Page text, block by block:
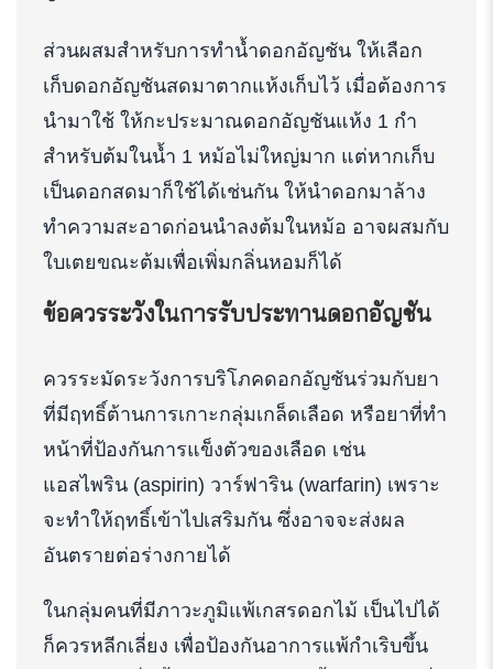
ส่วนผสมสำหรับการทำน้ำดอกอัญชัน ให้เลือก
เก็บดอกอัญชันสดมาตากแห้งเก็บไว้ เมื่อต้องการ
นำมาใช้ ให้กะประมาณดอกอัญชันแห้ง 1 กำ
สำหรับต้มในน้ำ 1 หม้อไม่ใหญ่มาก แต่หากเก็บ
เป็นดอกสดมาก็ใช้ได้เช่นกัน ให้นำดอกมาล้าง
ทำความสะอาดก่อนนำลงต้มในหม้อ อาจผสมกับ
ใบเตยขณะต้มเพื่อเพิ่มกลิ่นหอมก็ได้
ข้อควรระวังในการรับประทานดอกอัญชัน
ควรระมัดระวังการบริโภคดอกอัญชันร่วมกับยา
ที่มีฤทธิ์ต้านการเกาะกลุ่มเกล็ดเลือด หรือยาที่ทำ
หน้าที่ป้องกันการแข็งตัวของเลือด เช่น
แอสไพริน (aspirin) วาร์ฟาริน (warfarin) เพราะ
จะทำให้ฤทธิ์เข้าไปเสริมกัน ซึ่งอาจจะส่งผล
อันตรายต่อร่างกายได้
ในกลุ่มคนที่มีภาวะภูมิแพ้เกสรดอกไม้ เป็นไปได้
ก็ควรหลีกเลี่ยง เพื่อป้องกันอาการแพ้กำเริบขึ้น